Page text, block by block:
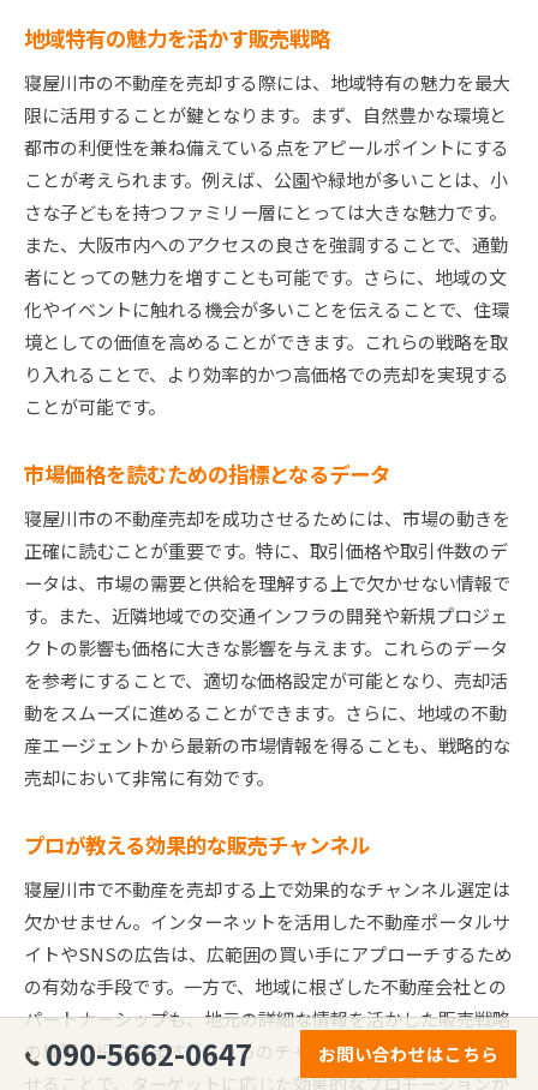
地域特有の魅力を活かす販売戦略
寝屋川市の不動産を売却する際には、地域特有の魅力を最大
限に活用することが鍵となります。まず、自然豊かな環境と
都市の利便性を兼ね備えている点をアピールポイントにする
ことが考えられます。例えば、公園や緑地が多いことは、小
さな子どもを持つファミリー層にとっては大きな魅力です。
また、大阪市内へのアクセスの良さを強調することで、通勤
者にとっての魅力を増すことも可能です。さらに、地域の文
化やイベントに触れる機会が多いことを伝えることで、住環
境としての価値を高めることができます。これらの戦略を取
り入れることで、より効率的かつ高価格での売却を実現する
ことが可能です。
市場価格を読むための指標となるデータ
寝屋川市の不動産売却を成功させるためには、市場の動きを
正確に読むことが重要です。特に、取引価格や取引件数のデ
ータは、市場の需要と供給を理解する上で欠かせない情報で
す。また、近隣地域での交通インフラの開発や新規プロジェ
クトの影響も価格に大きな影響を与えます。これらのデータ
を参考にすることで、適切な価格設定が可能となり、売却活
動をスムーズに進めることができます。さらに、地域の不動
産エージェントから最新の市場情報を得ることも、戦略的な
売却において非常に有効です。
プロが教える効果的な販売チャンネル
寝屋川市で不動産を売却する上で効果的なチャンネル選定は
欠かせません。インターネットを活用した不動産ポータルサ
イトやSNSの広告は、広範囲の買い手にアプローチするため
の有効な手段です。一方で、地域に根ざした不動産会社との
パートナーシップも、地元の詳細な情報を活かした販売戦略
の構築に役立ちます。これらのチャンネルを上手く組み合わ
せることで、ターゲットに応じた効果的なプロモーションが
090-5662-0647 お問い合わせはこちら